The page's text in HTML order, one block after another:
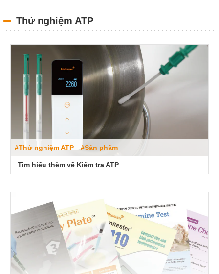
Thử nghiệm ATP
Tìm hiểu thêm về Kiểm tra ATP
#Thử nghiệm ATP #Sản phẩm